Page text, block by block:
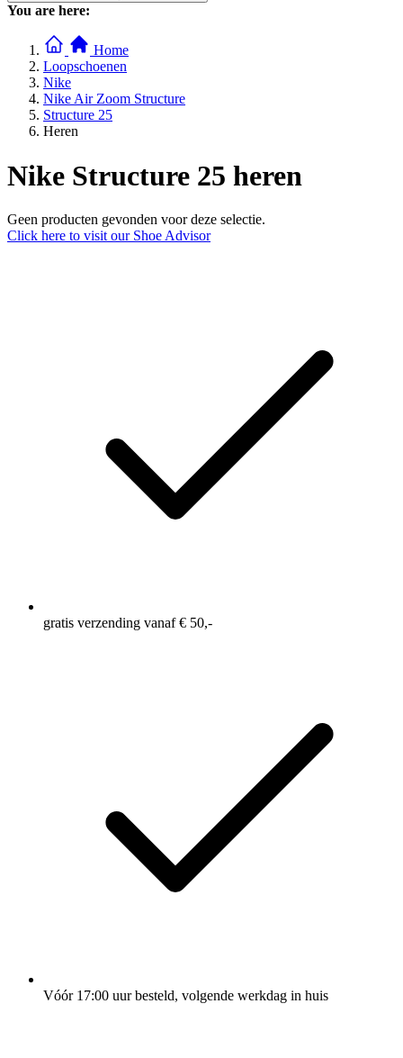
You are here:
Home
Loopschoenen
Nike
Nike Air Zoom Structure
Structure 25
Heren
Nike Structure 25 heren
Geen producten gevonden voor deze selectie.
Click here to visit our Shoe Advisor
gratis verzending vanaf € 50,-
Vóór 17:00 uur besteld, volgende werkdag in huis